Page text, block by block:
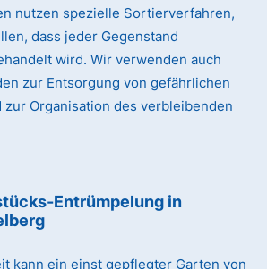
nutzen spezielle Sortierverfahren,
dass jeder Gegenstand
wird. Wir verwenden auch
zur Entsorgung von gefährlichen
zur Organisation des verbleibenden
Entrümpelung in
kann ein einst gepflegter Garten von